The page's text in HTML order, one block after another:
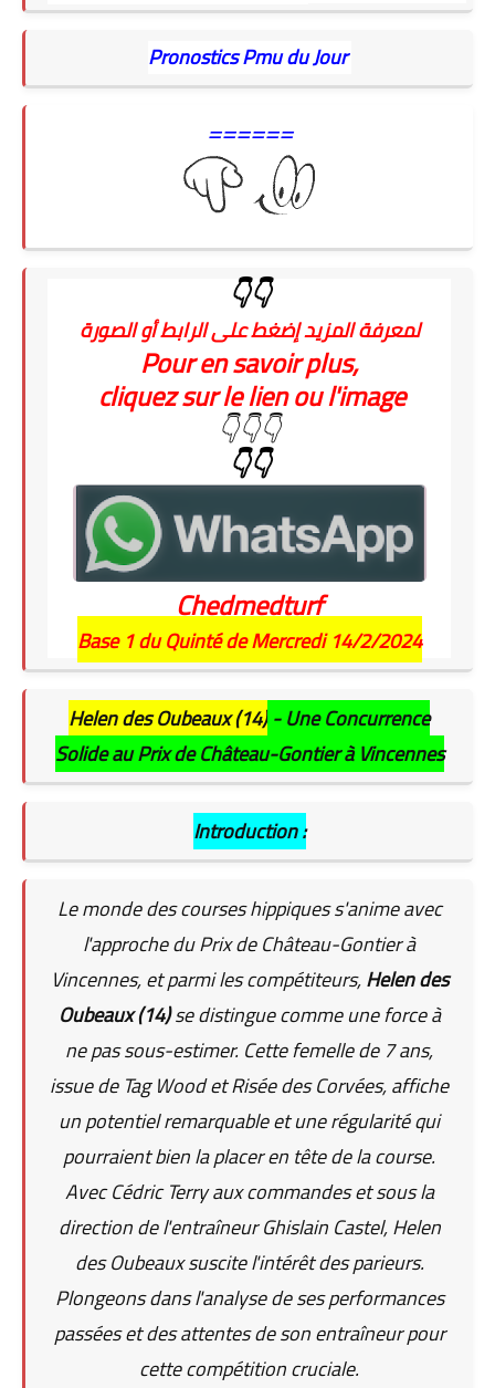
Pronostics Pmu du Jour
======
👇👇
لمعرفة المزيد إضغط على الرابط أو الصورة
Pour en savoir plus,
cliquez sur le lien ou l'image
👇👇👇
👇👇
Chedmedturf
Base 1 du Quinté de Mercredi 14/2/2024
Helen des Oubeaux (14)- Une Concurrence
Solide au Prix de Château-Gontier à Vincennes
Introduction :
Le monde des courses hippiques s'anime avec
l'approche du Prix de Château-Gontier à
Vincennes, et parmi les compétiteurs,Helen des
Oubeaux (14)se distingue comme une force à
ne pas sous-estimer. Cette femelle de 7 ans,
issue de Tag Wood et Risée des Corvées, affiche
un potentiel remarquable et une régularité qui
pourraient bien la placer en tête de la course.
Avec Cédric Terry aux commandes et sous la
direction de l'entraîneur Ghislain Castel, Helen
des Oubeaux suscite l'intérêt des parieurs.
Plongeons dans l'analyse de ses performances
passées et des attentes de son entraîneur pour
cette compétition cruciale.